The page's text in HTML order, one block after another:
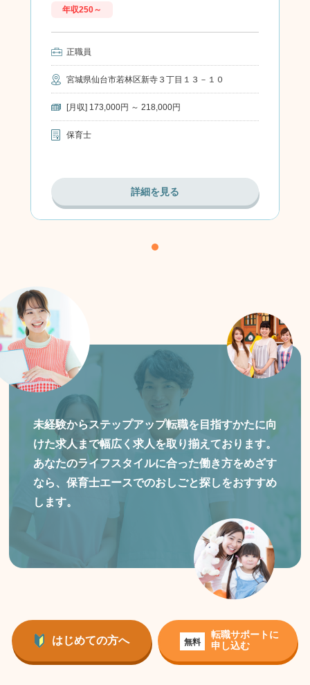
年収250～
正職員
宮城県仙台市若林区新寺３丁目１３－１０
[月収] 173,000円 ～ 218,000円
保育士
詳細を見る
未経験からステップアップ転職を目指すかたに向
けた求人まで幅広く求人を取り揃えております。
あなたのライフスタイルに合った働き方をめざす
なら、保育士エースでのおしごと探しをおすすめ
します。
はじめての方へ 無料
転職サポートに
申し込む